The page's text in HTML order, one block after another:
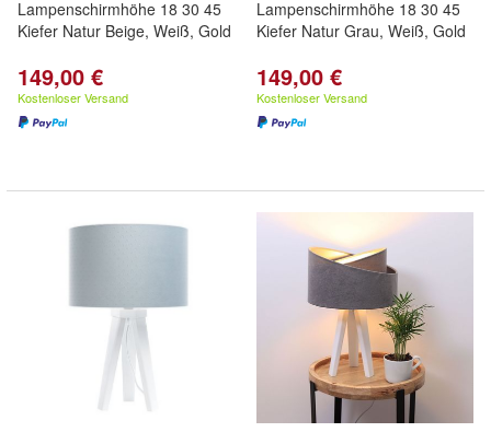
Lampenschirmhöhe 18 30 45
Kiefer Natur Beige, Weiß, Gold
149,00 €
Kostenloser Versand
Lampenschirmhöhe 18 30 45
Kiefer Natur Grau, Weiß, Gold
149,00 €
Kostenloser Versand